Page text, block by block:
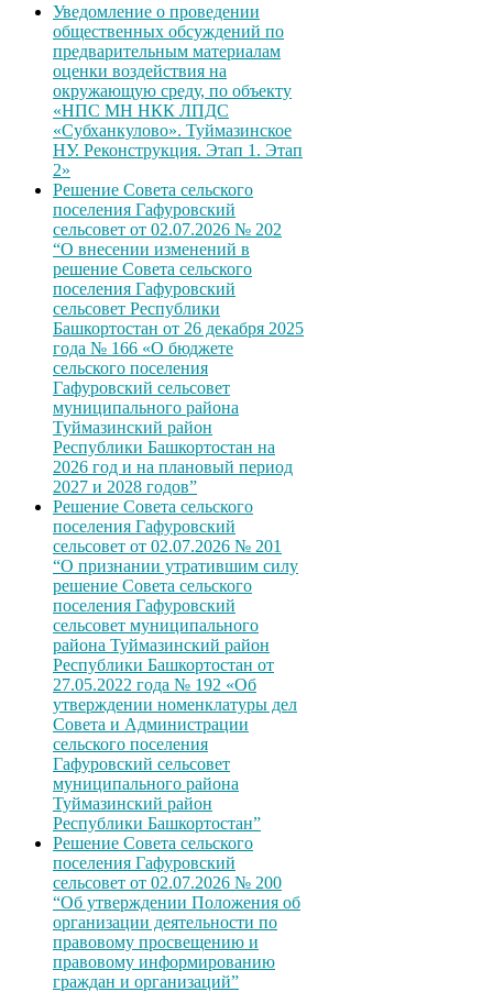
Уведомление о проведении
общественных обсуждений по
предварительным материалам
оценки воздействия на
окружающую среду, по объекту
«НПС МН НКК ЛПДС
«Субханкулово». Туймазинское
НУ. Реконструкция. Этап 1. Этап
2»
Решение Совета сельского
поселения Гафуровский
сельсовет от 02.07.2026 № 202
“О внесении изменений в
решение Совета сельского
поселения Гафуровский
сельсовет Республики
Башкортостан от 26 декабря 2025
года № 166 «О бюджете
сельского поселения
Гафуровский сельсовет
муниципального района
Туймазинский район
Республики Башкортостан на
2026 год и на плановый период
2027 и 2028 годов”
Решение Совета сельского
поселения Гафуровский
сельсовет от 02.07.2026 № 201
“О признании утратившим силу
решение Совета сельского
поселения Гафуровский
сельсовет муниципального
района Туймазинский район
Республики Башкортостан от
27.05.2022 года № 192 «Об
утверждении номенклатуры дел
Совета и Администрации
сельского поселения
Гафуровский сельсовет
муниципального района
Туймазинский район
Республики Башкортостан”
Решение Совета сельского
поселения Гафуровский
сельсовет от 02.07.2026 № 200
“Об утверждении Положения об
организации деятельности по
правовому просвещению и
правовому информированию
граждан и организаций”